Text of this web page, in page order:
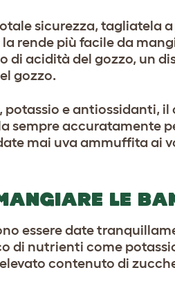
sicurezza, tagliatela
rende più facile da
di acidità del gozzo, un
gozzo.
potassio e antiossidanti,
sempre accuratamente
mai uva ammuffita ai
LE
essere date
di nutrienti come
contenuto di